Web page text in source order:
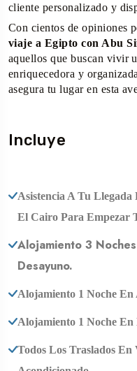
cliente personalizado y
Con cientos de opiniones
viaje a Egipto con Abu
aquellos que buscan vivir
enriquecedora y
asegura tu lugar en esta
Incluye
Asistencia A Tu
El Cairo Para Empezar
Alojamiento 3
Desayuno.
Alojamiento 1 Noche
Alojamiento 1 Noche
Todos Los Traslados